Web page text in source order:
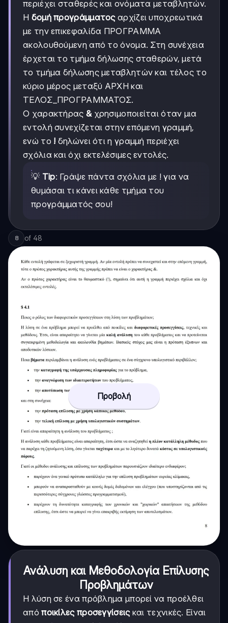
περιέχει σταθερές και ονόματα μεταβλητών.
Η δομή προγράμματοςαρχίζει υποχρεωτικά
με την επικεφαλίδα ΠΡΟΓΡΑΜΜΑ
ακολουθούμενη από το όνομα. Στη συνέχεια
έρχεται το τμήμα δήλωσης σταθερών, μετά
το τμήμα δήλωσης μεταβλητών και τέλος το
κύριο μέρος μεταξύ ΑΡΧΗ και
ΤΕΛΟΣ_ΠΡΟΓΡΑΜΜΑΤΟΣ.
Ο χαρακτήρας &χρησιμοποιείται όταν μια
εντολή συνεχίζεται στην επόμενη γραμμή,
ενώ το ! δηλώνει ότι η γραμμή περιέχει
σχόλια και όχι εκτελέσιμες εντολές.
💡 Tip: Γράψε πάντα σχόλια με ! για να
θυμάσαι τι κάνει κάθε τμήμα του
προγράμματός σου!
8 of 48
Προβολή
Ανάλυση και Μεθοδολογία Επίλυσης
Προβλημάτων
Η λύση σε ένα πρόβλημα μπορεί να προέλθει
απόποικίλες προσεγγίσειςκαι τεχνικές. Είναι